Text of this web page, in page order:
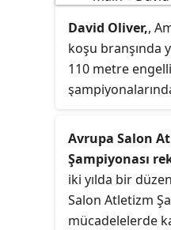
David Oliver,,
koşu branşında
110 metre
etmektedir.
Avrupa Salon
Şampiyonası
iki yılda bir
Salon Atletizm
mücadelelerde